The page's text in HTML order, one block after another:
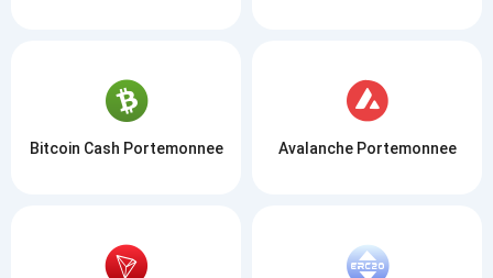
Bitcoin Cash Portemonnee Avalanche Portemonnee